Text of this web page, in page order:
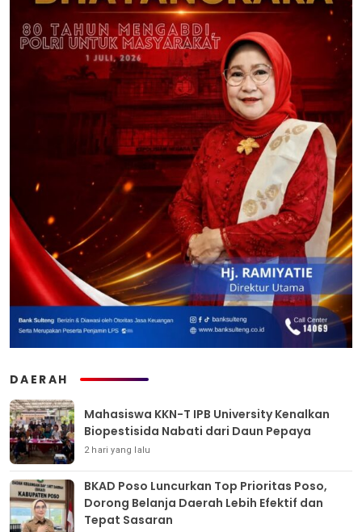
DAERAH
Mahasiswa KKN-T IPB University Kenalkan
Biopestisida Nabati dari Daun Pepaya
2 hari yang lalu
BKAD Poso Luncurkan Top Prioritas Poso,
Dorong Belanja Daerah Lebih Efektif dan
Tepat Sasaran